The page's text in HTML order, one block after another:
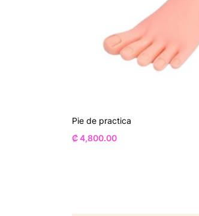
Pie de practica
₡4,800.00